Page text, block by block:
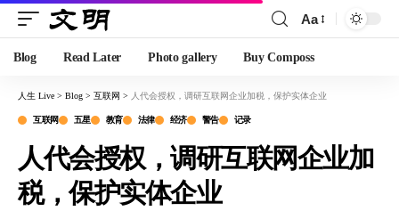
Aa
Blog Read Later Photo gallery Buy Composs
人生 Live > Blog > 互联网 > 人代会授权，调研互联网企业加税，保护实体企业
互联网 五星 教育 法律 经济 警告 记录
人代会授权，调研互联网企业加
税，保护实体企业